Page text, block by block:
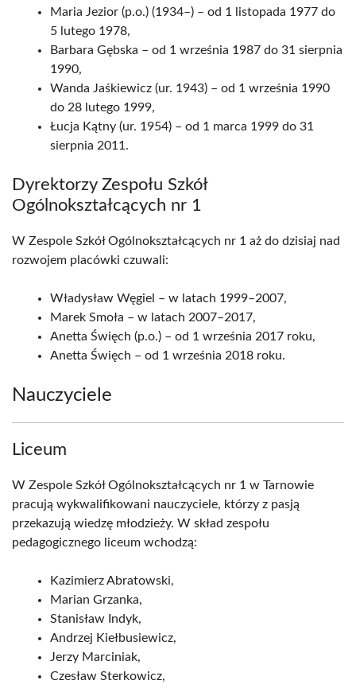
Maria Jezior (p.o.) (1934–) – od 1 listopada 1977 do
5 lutego 1978,
Barbara Gębska – od 1 września 1987 do 31 sierpnia
1990,
Wanda Jaśkiewicz (ur. 1943) – od 1 września 1990
do 28 lutego 1999,
Łucja Kątny (ur. 1954) – od 1 marca 1999 do 31
sierpnia 2011.
Dyrektorzy Zespołu Szkół
Ogólnokształcących nr 1
W Zespole Szkół Ogólnokształcących nr 1 aż do dzisiaj nad
rozwojem placówki czuwali:
Władysław Węgiel – w latach 1999–2007,
Marek Smoła – w latach 2007–2017,
Anetta Święch (p.o.) – od 1 września 2017 roku,
Anetta Święch – od 1 września 2018 roku.
Nauczyciele
Liceum
W Zespole Szkół Ogólnokształcących nr 1 w Tarnowie
pracują wykwalifikowani nauczyciele, którzy z pasją
przekazują wiedzę młodzieży. W skład zespołu
pedagogicznego liceum wchodzą:
Kazimierz Abratowski,
Marian Grzanka,
Stanisław Indyk,
Andrzej Kiełbusiewicz,
Jerzy Marciniak,
Czesław Sterkowicz,